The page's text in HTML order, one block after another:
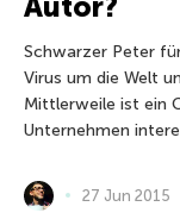
Schwarzer Peter
Virus um die Welt
Mittlerweile ist ein
Unternehmen
27 Jun 2015